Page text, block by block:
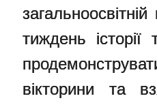
тиждень
вікторини та